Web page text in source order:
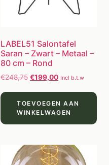
LABEL51 Salontafel
Saran – Zwart – Metaal –
80 cm – Rond
€248,75 €199,00 Incl b.t.w
TOEVOEGEN AAN
WINKELWAGEN